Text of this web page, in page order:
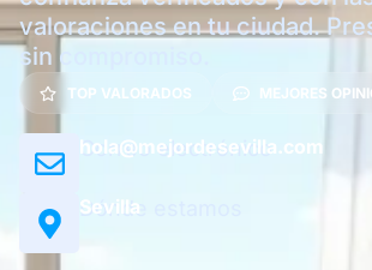
valoraciones en tu ciudad.
sin compromiso.
TOP VALORADOS MEJORES
Correo electrónico
hola@mejordesevilla.com
Dónde estamos
Sevilla